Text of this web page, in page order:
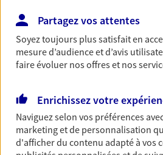
immobilier, études des enfants
du monde… Épargnez à votre
simplement, selon votre profil.
Préparez sereinement ce
votre vie avec les conseils
notre solution PER (Plan
spécialement conçue pour la
Partagez vos attentes
Soyez toujours plus satisfait en
mesure d’audience et d’avis
faire évoluer nos offres et nos
Enrichissez votre
Naviguez selon vos préférences
marketing et de personnalisation
d'afficher du contenu adapté à vos